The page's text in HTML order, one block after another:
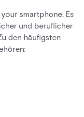
smartphone. Es
und beruflicher
den häufigsten